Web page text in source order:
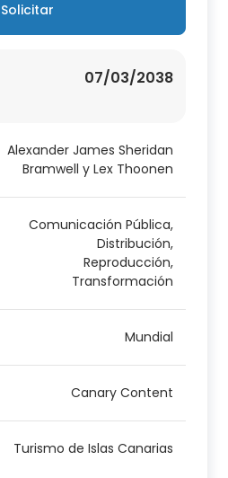
Solicitar
07/03/2038
Alexander James Sheridan
Bramwell y Lex Thoonen
Comunicación Pública,
Distribución,
Reproducción,
Transformación
Mundial
Canary Content
Turismo de Islas Canarias